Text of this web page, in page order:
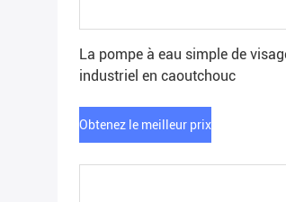
La pompe à eau simple de
industriel en caoutchouc
Obtenez le meilleur prix